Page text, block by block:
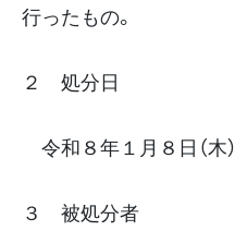
行ったもの。
２ 処分日
令和８年１月８日（木）
３ 被処分者